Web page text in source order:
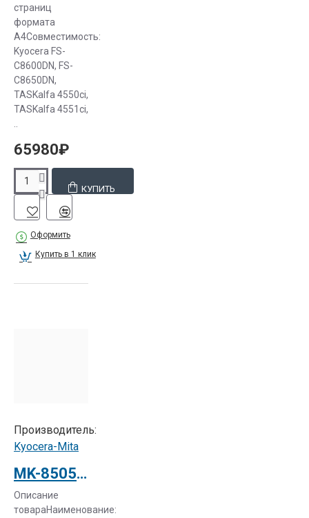
страниц
формата
А4Совместимость:
Kyocera FS-
C8600DN, FS-
C8650DN,
TASKalfa 4550ci,
TASKalfa 4551ci,
65980₽
КУПИТЬ
Оформить
Купить в 1 клик
Производитель:
Kyocera-Mita
MK-8505C Ремонтный комплект для TASKalfa 4550ci/5550ci (1702LC0UN2)
Описание
товараНаименование: